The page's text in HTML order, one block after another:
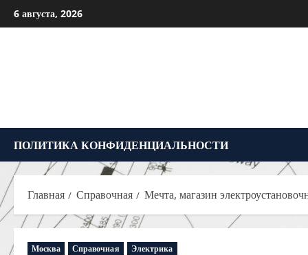
Перейти
к
6 августа, 2026
ПОЛИТИКА КОНФИДЕНЦИАЛЬНОСТИ
Главная Справочная Мечта, магазин
Москва Справочная Электрика